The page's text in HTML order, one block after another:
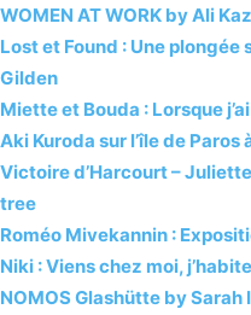
WOMEN AT WORK by Ali
Lost et Found : Une
Gilden
Miette et Bouda : Lorsque
Aki Kuroda sur l’île de Paros
Victoire d’Harcourt –
tree
Roméo Mivekannin :
Niki : Viens chez moi,
NOMOS Glashütte by